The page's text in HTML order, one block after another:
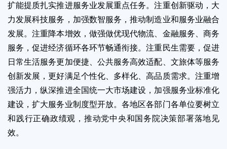
扩能提质扎实推进服务业发展重点任务。注重创新驱动，大
力发展科技服务，加强数智服务，推动制造业和服务业融合
发展。注重降本增效，做强做优现代物流、金融服务、商务
服务，促进经济循环各环节畅通衔接。注重民生需要，促进
日常生活服务更加便捷、公共服务高效适配、文旅体等服务
创新发展，更好满足个性化、多样化、高品质需求。注重增
强活力，纵深推进全国统一大市场建设，加强服务业标准化
建设，扩大服务业制度型开放。各地区各部门各单位要树立
和践行正确政绩观，推动党中央和国务院决策部署落地见
效。